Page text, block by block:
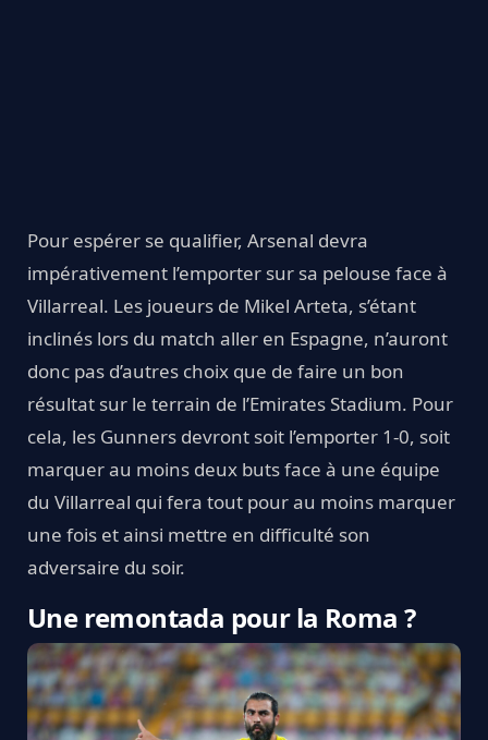
Pour espérer se qualifier, Arsenal devra
impérativement l’emporter sur sa pelouse face à
Villarreal. Les joueurs de Mikel Arteta, s’étant
inclinés lors du match aller en Espagne, n’auront
donc pas d’autres choix que de faire un bon
résultat sur le terrain de l’Emirates Stadium. Pour
cela, les Gunners devront soit l’emporter 1-0, soit
marquer au moins deux buts face à une équipe
du Villarreal qui fera tout pour au moins marquer
une fois et ainsi mettre en difficulté son
adversaire du soir.
Une remontada pour la Roma ?